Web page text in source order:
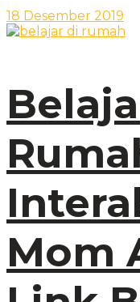
18 Desember 2019
Mom